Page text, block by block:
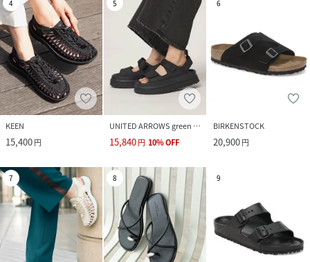
4
KEEN
15,400円
5
UNITED ARROWS green label relaxing
15,840円 10%OFF
6
BIRKENSTOCK
20,900円
7 8 9